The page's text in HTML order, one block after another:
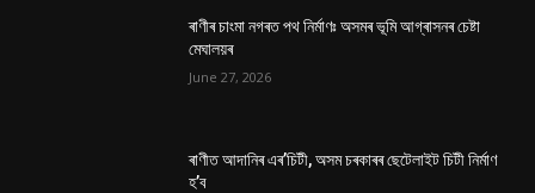
ৰাণীৰ চাংমা নগৰত পথ নিৰ্মাণঃ অসমৰ ভূমি আগ্ৰাসনৰ চেষ্টা
মেঘালয়ৰ
June 27, 2026
ৰাণীত আদানিৰ এৰ’চিটী, অসম চৰকাৰৰ ছেটেলাইট চিটী নিৰ্মাণ
হ’ব